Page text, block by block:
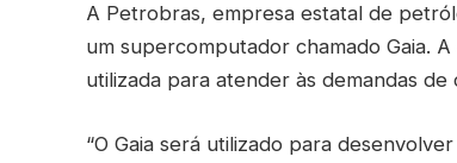
A Petrobras, empresa estatal de
um supercomputador chamado Gaia.
utilizada para atender às demandas
“O Gaia será utilizado para